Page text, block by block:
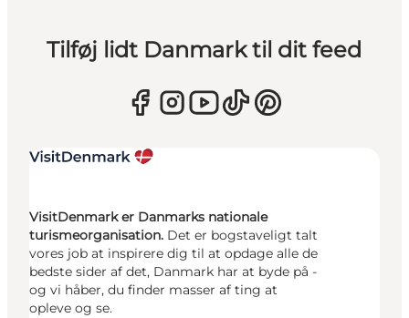
Tilføj lidt Danmark til dit feed
VisitDenmark er Danmarks nationale
turismeorganisation. Det er bogstaveligt talt
vores job at inspirere dig til at opdage alle de
bedste sider af det, Danmark har at byde på -
og vi håber, du finder masser af ting at
opleve og se.